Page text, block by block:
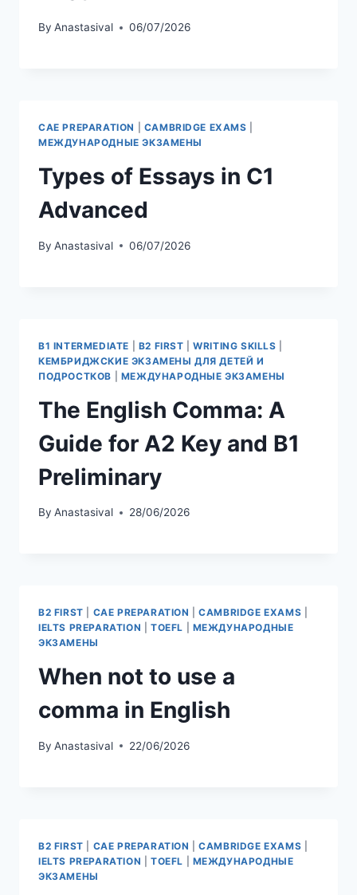
By Anastasival 06/07/2026
CAE PREPARATION CAMBRIDGE EXAMS
МЕЖДУНАРОДНЫЕ ЭКЗАМЕНЫ
Types of Essays in C1
Advanced
By Anastasival 06/07/2026
B1 INTERMEDIATE B2 FIRST |WRITING SKILLS
КЕМБРИДЖСКИЕ ЭКЗАМЕНЫ ДЛЯ ДЕТЕЙ И
ПОДРОСТКОВ
МЕЖДУНАРОДНЫЕ ЭКЗАМЕНЫ
The English Comma: A
Guide for A2 Key and B1
Preliminary
By Anastasival 28/06/2026
B2 FIRST CAE PREPARATION |CAMBRIDGE EXAMS
IELTS PREPARATION
TOEFL
МЕЖДУНАРОДНЫЕ
ЭКЗАМЕНЫ
When not to use a
comma in English
By Anastasival 22/06/2026
B2 FIRST CAE PREPARATION |CAMBRIDGE EXAMS
IELTS PREPARATION
TOEFL
МЕЖДУНАРОДНЫЕ
ЭКЗАМЕНЫ